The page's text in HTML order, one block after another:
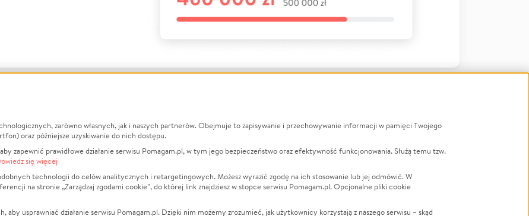
Prywatności
O nas
Opinie
Raporty
Za darmo
Zbieraj na
Leczenie
Zwierzęta
Pożar
LGBTQ+
Powódź
Wichura
zarówno własnych, jak i naszych partnerów. Obejmuje to zapisywanie i przechowywanie informacji w pamięci Twojego
oraz późniejsze uzyskiwanie do nich dostępu.
zapewnić prawidłowe działanie serwisu Pomagam.pl, w tym jego bezpieczeństwo oraz efektywność funkcjonowania. Służą temu tzw.
się więcej
technologii do celów analitycznych i retargetingowych. Możesz wyrazić zgodę na ich stosowanie lub jej odmówić. W
na stronie „Zarządzaj zgodami cookie”, do której link znajdziesz w stopce serwisu Pomagam.pl. Opcjonalne pliki cookie
aby usprawniać działanie serwisu Pomagam.pl. Dzięki nim możemy zrozumieć, jak użytkownicy korzystają z naszego serwisu – skąd